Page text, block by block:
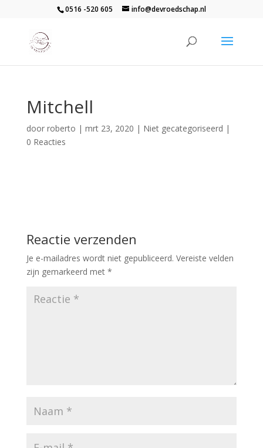
0516 -520 605 info@devroedschap.nl
Mitchell
door roberto | mrt 23, 2020 | Niet gecategoriseerd |
0 Reacties
Reactie verzenden
Je e-mailadres wordt niet gepubliceerd. Vereiste velden
zijn gemarkeerd met *